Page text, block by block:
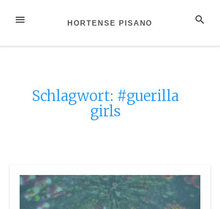
InhaltMENÜ SUCHE
HORTENSE PISANO
Schlagwort: #guerilla
girls